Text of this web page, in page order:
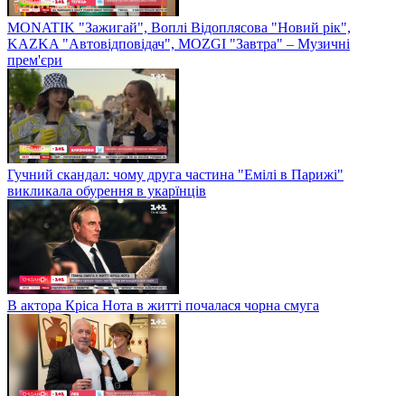
MONATIK "Зажигай", Воплі Відоплясова "Новий рік",
KAZKA "Автовідповідач", MOZGI "Завтра" – Музичні
прем'єри
Гучний скандал: чому друга частина "Емілі в Парижі"
викликала обурення в укарїнців
В актора Кріса Нота в житті почалася чорна смуга